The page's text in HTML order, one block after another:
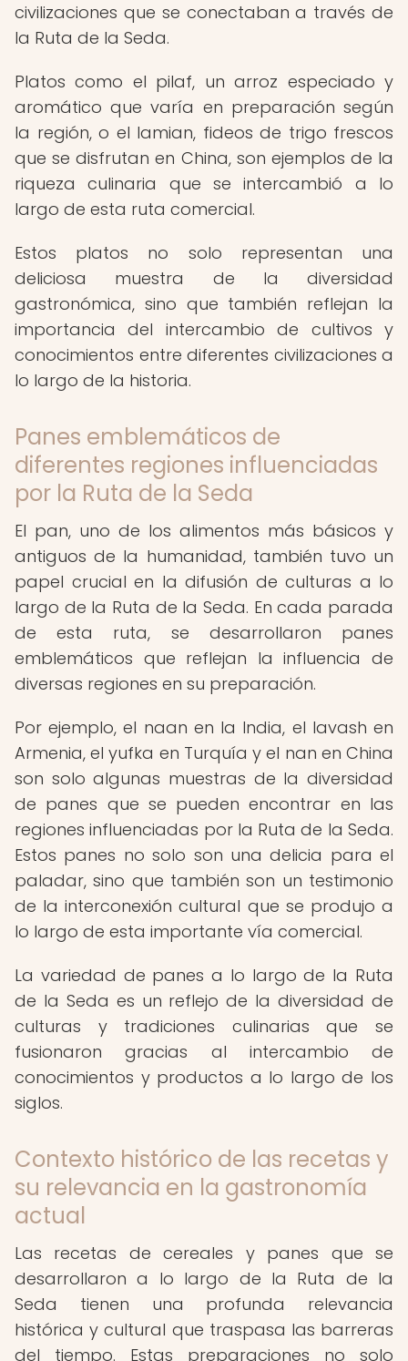
civilizaciones que se conectaban a través de
la Ruta de la Seda.
Platos como el pilaf, un arroz especiado y
aromático que varía en preparación según
la región, o el lamian, fideos de trigo frescos
que se disfrutan en China, son ejemplos de la
riqueza culinaria que se intercambió a lo
largo de esta ruta comercial.
Estos platos no solo representan una
deliciosa muestra de la diversidad
gastronómica, sino que también reflejan la
importancia del intercambio de cultivos y
conocimientos entre diferentes civilizaciones a
lo largo de la historia.
Panes emblemáticos de
diferentes regiones influenciadas
por la Ruta de la Seda
El pan, uno de los alimentos más básicos y
antiguos de la humanidad, también tuvo un
papel crucial en la difusión de culturas a lo
largo de la Ruta de la Seda. En cada parada
de esta ruta, se desarrollaron panes
emblemáticos que reflejan la influencia de
diversas regiones en su preparación.
Por ejemplo, el naan en la India, el lavash en
Armenia, el yufka en Turquía y el nan en China
son solo algunas muestras de la diversidad
de panes que se pueden encontrar en las
regiones influenciadas por la Ruta de la Seda.
Estos panes no solo son una delicia para el
paladar, sino que también son un testimonio
de la interconexión cultural que se produjo a
lo largo de esta importante vía comercial.
La variedad de panes a lo largo de la Ruta
de la Seda es un reflejo de la diversidad de
culturas y tradiciones culinarias que se
fusionaron gracias al intercambio de
conocimientos y productos a lo largo de los
siglos.
Contexto histórico de las recetas y
su relevancia en la gastronomía
actual
Las recetas de cereales y panes que se
desarrollaron a lo largo de la Ruta de la
Seda tienen una profunda relevancia
histórica y cultural que traspasa las barreras
del tiempo. Estas preparaciones no solo